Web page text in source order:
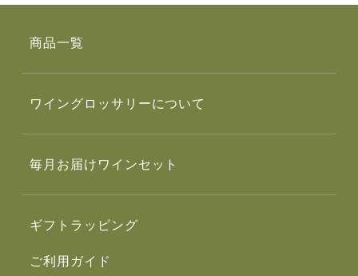
商品一覧
ワイングロッサリーについて
毎月お届けワインセット
ギフトラッピング
ご利用ガイド